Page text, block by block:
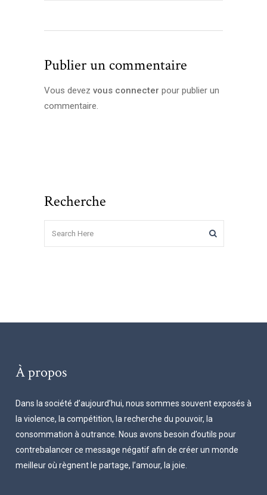
Publier un commentaire
Vous devez vous connecter pour publier un
commentaire.
Recherche
À propos
Dans la société d’aujourd’hui, nous sommes souvent exposés à
la violence, la compétition, la recherche du pouvoir, la
consommation à outrance. Nous avons besoin d’outils pour
contrebalancer ce message négatif afin de créer un monde
meilleur où règnent le partage, l’amour, la joie.